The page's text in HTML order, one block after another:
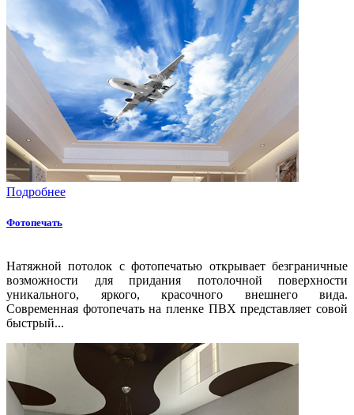
Подробнее
Фотопечать
Натяжной потолок с фотопечатью открывает безграничные
возможности для придания потолочной поверхности
уникального, яркого, красочного внешнего вида.
Современная фотопечать на пленке ПВХ представляет совой
быстрый...